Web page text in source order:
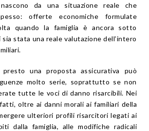
da una situazione reale che
offerte economiche formulate
quando la famiglia è ancora sotto
sia stata una reale valutazione dell’intero
una proposta assicurativa può
molto serie, soprattutto se non
tutte le voci di danno risarcibili. Nei
oltre ai danni morali ai familiari della
ulteriori profili risarcitori legati ai
dalla famiglia, alle modifiche radicali